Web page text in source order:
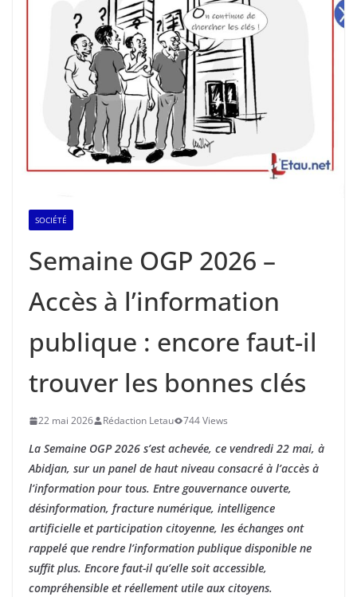
SOCIÉTÉ
Semaine OGP 2026 –
Accès à l’information
publique : encore faut-il
trouver les bonnes clés
22 mai 2026 Rédaction Letau 744 Views
La Semaine OGP 2026 s’est achevée, ce vendredi 22 mai, à
Abidjan, sur un panel de haut niveau consacré à l’accès à
l’information pour tous. Entre gouvernance ouverte,
désinformation, fracture numérique, intelligence
artificielle et participation citoyenne, les échanges ont
rappelé que rendre l’information publique disponible ne
suffit plus. Encore faut-il qu’elle soit accessible,
compréhensible et réellement utile aux citoyens.